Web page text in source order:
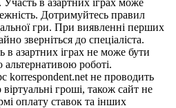
Дотримуйтесь правил
гри. При виявленні перших
зверніться до спеціаліста.
в азартних іграх не може бути
альтернативою роботі.
korrespondent.net не проводить
віртуальні гроші, також сайт не
оплату ставок та інших